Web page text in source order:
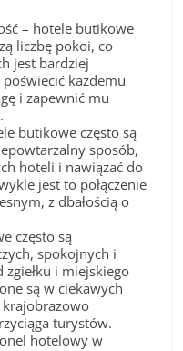
– hotele butikowe
liczbę pokoi, co
jest bardziej
poświęcić każdemu
i zapewnić mu
butikowe często są
sposób,
hoteli i nawiązać do
jest to połączenie
z dbałością o
często są
spokojnych i
zgiełku i miejskiego
są w ciekawych
turystów.
hotelowy w